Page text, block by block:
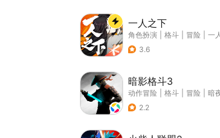
一人之下
角色扮演 格斗 冒险
一
3.6
暗影格斗3
动作冒险 格斗 冒险
暗
2.2